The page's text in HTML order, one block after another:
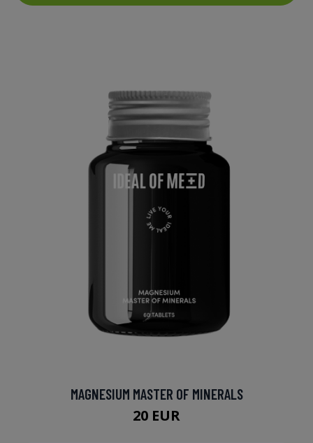
MAGNESIUM MASTER OF MINERALS
20 EUR